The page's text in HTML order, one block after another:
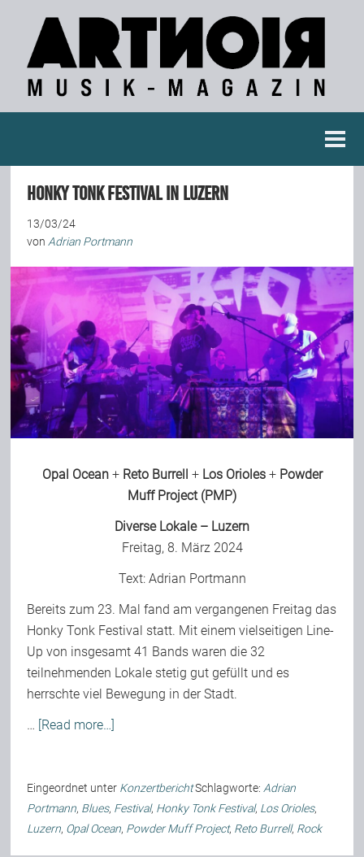
Konzertberichte
Fotoreportagen
Interviews
Weitere Berichte
Bild-Archiv
Rezensionen
Backstage
Kontakt
Join Us
Honky Tonk Festival in Luzern
13/03/24
von Adrian Portmann
Opal Ocean+ Reto Burrell + Los Orioles+ Powder
Muff Project (PMP)
Diverse Lokale – Luzern
Freitag, 8. März 2024
Text: Adrian Portmann
Bereits zum 23. Mal fand am vergangenen Freitag das
Honky Tonk Festival statt. Mit einem vielseitigen Line-
Up von insgesamt 41 Bands waren die 32
teilnehmenden Lokale stetig gut gefüllt und es
herrschte viel Bewegung in der Stadt.
… [Read more…]
Eingeordnet unter KonzertberichtSchlagworte: Adrian
Portmann, Blues, Festival, Honky Tonk Festival, Los Orioles,
Luzern, Opal Ocean, Powder Muff Project, Reto Burrell, Rock